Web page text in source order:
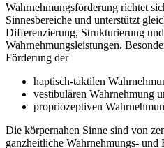
Wahrnehmungsförderung richtet
Sinnesbereiche und unterstützt
Differenzierung, Strukturierung
Wahrnehmungsleistungen.
Förderung der
haptisch-taktilen
vestibulären Wahrnehmung
propriozeptiven
Die körpernahen Sinne sind von
ganzheitliche Wahrnehmungs-